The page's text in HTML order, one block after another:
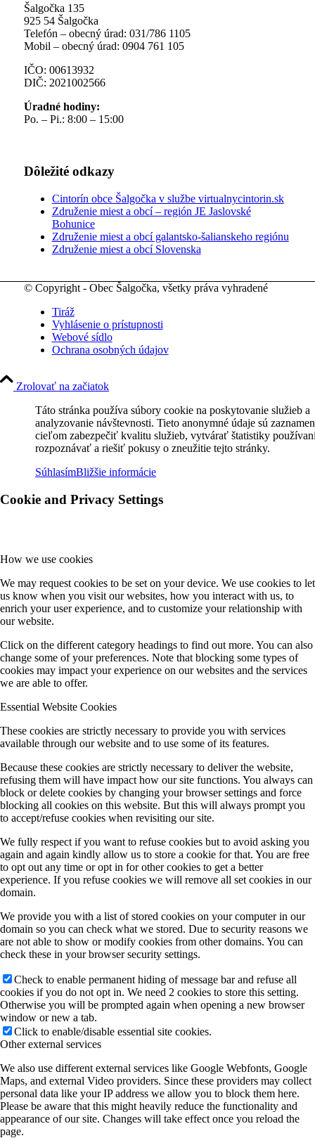
Šalgočka 135
925 54 Šalgočka
Telefón – obecný úrad: 031/786 1105
Mobil – obecný úrad: 0904 761 105
IČO: 00613932
DIČ: 2021002566
Úradné hodiny:
Po. – Pi.: 8:00 – 15:00
Dôležité odkazy
Cintorín obce Šalgočka v službe virtualnycintorin.sk
Združenie miest a obcí – región JE Jaslovské
Bohunice
Združenie miest a obcí galantsko-šalianskeho regiónu
Združenie miest a obcí Slovenska
© Copyright - Obec Šalgočka, všetky práva vyhradené
Tiráž
Vyhlásenie o prístupnosti
Webové sídlo
Ochrana osobných údajov
Zrolovať na začiatok
Táto stránka používa súbory cookie na poskytovanie služieb a
analyzovanie návštevnosti. Tieto anonymné údaje sú
cieľom zabezpečiť kvalitu služieb, vytvárať štatistiky
rozpoznávať a riešiť pokusy o zneužitie tejto stránky.
SúhlasímBližšie informácie
Cookie and Privacy Settings
How we use cookies
We may request cookies to be set on your device. We use cookies to let
us know when you visit our websites, how you interact with us, to
enrich your user experience, and to customize your relationship with
our website.
Click on the different category headings to find out more. You can also
change some of your preferences. Note that blocking some types of
cookies may impact your experience on our websites and the services
we are able to offer.
Essential Website Cookies
These cookies are strictly necessary to provide you with services
available through our website and to use some of its features.
Because these cookies are strictly necessary to deliver the website,
refusing them will have impact how our site functions. You always can
block or delete cookies by changing your browser settings and force
blocking all cookies on this website. But this will always prompt you
to accept/refuse cookies when revisiting our site.
We fully respect if you want to refuse cookies but to avoid asking you
again and again kindly allow us to store a cookie for that. You are free
to opt out any time or opt in for other cookies to get a better
experience. If you refuse cookies we will remove all set cookies in our
domain.
We provide you with a list of stored cookies on your computer in our
domain so you can check what we stored. Due to security reasons we
are not able to show or modify cookies from other domains. You can
check these in your browser security settings.
Check to enable permanent hiding of message bar and refuse all
cookies if you do not opt in. We need 2 cookies to store this setting.
Otherwise you will be prompted again when opening a new browser
window or new a tab.
Click to enable/disable essential site cookies.
Other external services
We also use different external services like Google Webfonts, Google
Maps, and external Video providers. Since these providers may collect
personal data like your IP address we allow you to block them here.
Please be aware that this might heavily reduce the functionality and
appearance of our site. Changes will take effect once you reload the
page.